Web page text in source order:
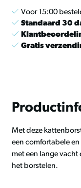
Voor 15:00
Standaard 30
Gratis
Met deze
een comfortabele
met een lange
het borstelen.